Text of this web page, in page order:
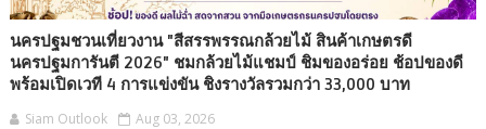
นครปฐมชวนเที่ยวงาน "สีสรรพรรณกล้วยไม้ สินค้าเกษตรดี
นครปฐมการันตี 2026" ชมกล้วยไม้แชมป์ ชิมของอร่อย ช้อปของดี
พร้อมเปิดเวที 4 การแข่งขัน ชิงรางวัลรวมกว่า 33,000 บาท
Siam Outlook Aug 03, 2026